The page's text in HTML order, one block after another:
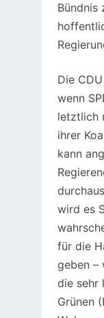
Bündnis
Die
wenn
letztlich
ihrer
kann
wird es
für die
geben –
die sehr
Grünen